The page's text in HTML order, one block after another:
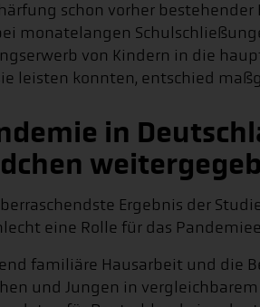
schon vorher
monatelangen
von Kindern in die
leisten konnten, entschied
in
Ergebnis der
eine Rolle für das
familiäre Hausarbeit und die
und Jungen in